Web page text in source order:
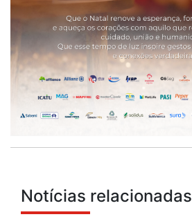
Notícias relacionadas